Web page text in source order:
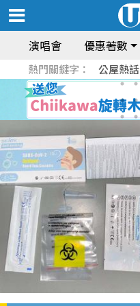
演唱會 優惠著數
熱門關鍵字： 公屋熱話